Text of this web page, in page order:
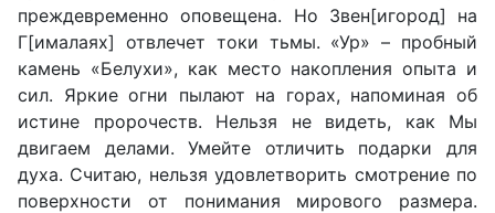
преждевременно оповещена. Но Звен[игород] на
Г[ималаях] отвлечет токи тьмы. «Ур» – пробный
камень «Белухи», как место накопления опыта и
сил. Яркие огни пылают на горах, напоминая об
истине пророчеств. Нельзя не видеть, как Мы
двигаем делами. Умейте отличить подарки для
духа. Считаю, нельзя удовлетворить смотрение по
поверхности от понимания мирового размера.